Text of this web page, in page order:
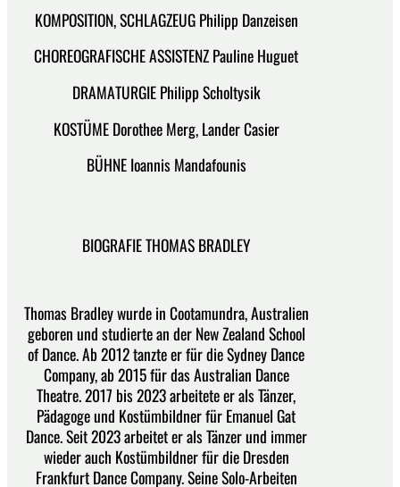
KOMPOSITION, SCHLAGZEUG Philipp Danzeisen
CHOREOGRAFISCHE ASSISTENZ Pauline Huguet
DRAMATURGIE Philipp Scholtysik
KOSTÜME Dorothee Merg, Lander Casier
BÜHNE Ioannis Mandafounis
BIOGRAFIE THOMAS BRADLEY
Thomas Bradley wurde in Cootamundra, Australien
geboren und studierte an der New Zealand School
of Dance. Ab 2012 tanzte er für die Sydney Dance
Company, ab 2015 für das Australian Dance
Theatre. 2017 bis 2023 arbeitete er als Tänzer,
Pädagoge und Kostümbildner für Emanuel Gat
Dance. Seit 2023 arbeitet er als Tänzer und immer
wieder auch Kostümbildner für die Dresden
Frankfurt Dance Company. Seine Solo-Arbeiten